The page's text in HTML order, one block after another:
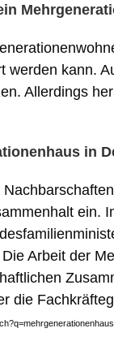
werden kann.
Allerdings
in
ein.
Die Arbeit der
die